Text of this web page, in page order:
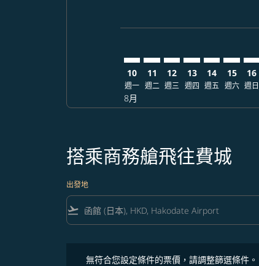
10
週一
8月
11
週二
12
週三
13
週四
14
週五
15
週六
16
週日
搭乘商務艙飛往費城
出發地
flight_takeoff
無符合您設定條件的票價，請調整篩選條件。